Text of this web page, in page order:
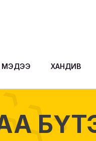
МЭДЭЭ ХАНДИВ